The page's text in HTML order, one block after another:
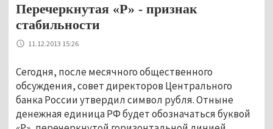
Перечеркнутая «Р» - признак
стабильности
11.12.2013 15:26
Сегодня, после месячного общественного
обсуждения, совет директоров Центрального
банка России утвердил символ рубля. Отныне
денежная единица РФ будет обозначаться буквой